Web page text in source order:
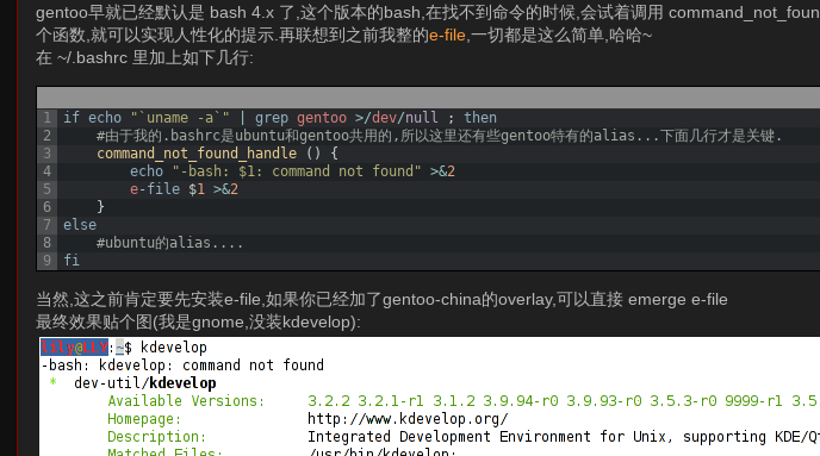
gentoo早就已经默认是 bash 4.x 了,这个版本的bash,在找不到命令的时候,会试着调用
个函数,就可以实现人性化的提示.再联想到之前我整的e-file ,一切都是这么简单,哈哈~
在 ~/.bashrc 里加上如下几行:
1
2
3
4
5
6
7
8
9
if echo "`uname -a`" grep gentoo >/dev/null ;
then
#由于我的.bashrc是ubuntu和gentoo共用的,所以这里还有些gentoo特有的alias...下面几行才是关键.
command_not_found_handle
( )
{
echo
"-bash: $1: command not found" >&2
e- file $1 >&2
}
else
#ubuntu的alias....
fi
当然,这之前肯定要先安装e-file,如果你已经加了gentoo-china的overlay,可以直接 emerge e-file
最终效果贴个图(我是gnome,没装kdevelop):